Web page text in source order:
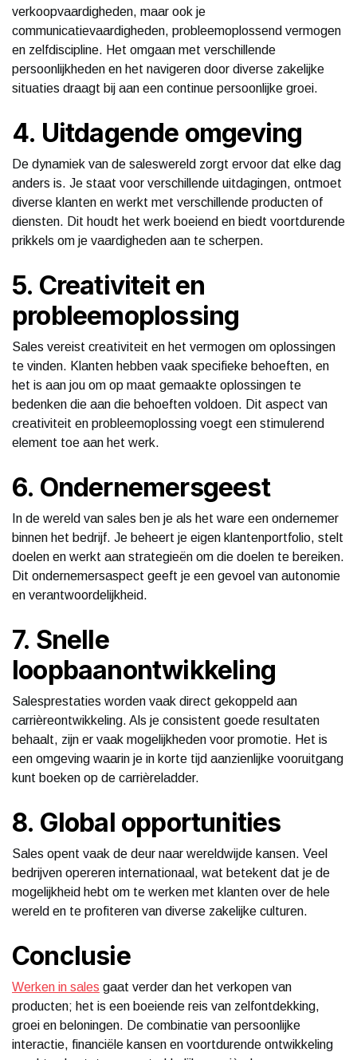
verkoopvaardigheden, maar ook je
communicatievaardigheden, probleemoplossend vermogen
en zelfdiscipline. Het omgaan met verschillende
persoonlijkheden en het navigeren door diverse zakelijke
situaties draagt bij aan een continue persoonlijke groei.
4. Uitdagende omgeving
De dynamiek van de saleswereld zorgt ervoor dat elke dag
anders is. Je staat voor verschillende uitdagingen, ontmoet
diverse klanten en werkt met verschillende producten of
diensten. Dit houdt het werk boeiend en biedt voortdurende
prikkels om je vaardigheden aan te scherpen.
5. Creativiteit en
probleemoplossing
Sales vereist creativiteit en het vermogen om oplossingen
te vinden. Klanten hebben vaak specifieke behoeften, en
het is aan jou om op maat gemaakte oplossingen te
bedenken die aan die behoeften voldoen. Dit aspect van
creativiteit en probleemoplossing voegt een stimulerend
element toe aan het werk.
6. Ondernemersgeest
In de wereld van sales ben je als het ware een ondernemer
binnen het bedrijf. Je beheert je eigen klantenportfolio, stelt
doelen en werkt aan strategieën om die doelen te bereiken.
Dit ondernemersaspect geeft je een gevoel van autonomie
en verantwoordelijkheid.
7. Snelle
loopbaanontwikkeling
Salesprestaties worden vaak direct gekoppeld aan
carrièreontwikkeling. Als je consistent goede resultaten
behaalt, zijn er vaak mogelijkheden voor promotie. Het is
een omgeving waarin je in korte tijd aanzienlijke vooruitgang
kunt boeken op de carrièreladder.
8. Global opportunities
Sales opent vaak de deur naar wereldwijde kansen. Veel
bedrijven opereren internationaal, wat betekent dat je de
mogelijkheid hebt om te werken met klanten over de hele
wereld en te profiteren van diverse zakelijke culturen.
Conclusie
Werken in sales gaat verder dan het verkopen van
producten; het is een boeiende reis van zelfontdekking,
groei en beloningen. De combinatie van persoonlijke
interactie, financiële kansen en voortdurende ontwikkeling